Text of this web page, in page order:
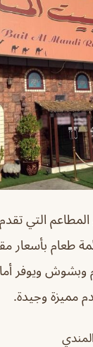
التي تقدم
طعام بأسعار
ويوفر
مميزة وجيدة.